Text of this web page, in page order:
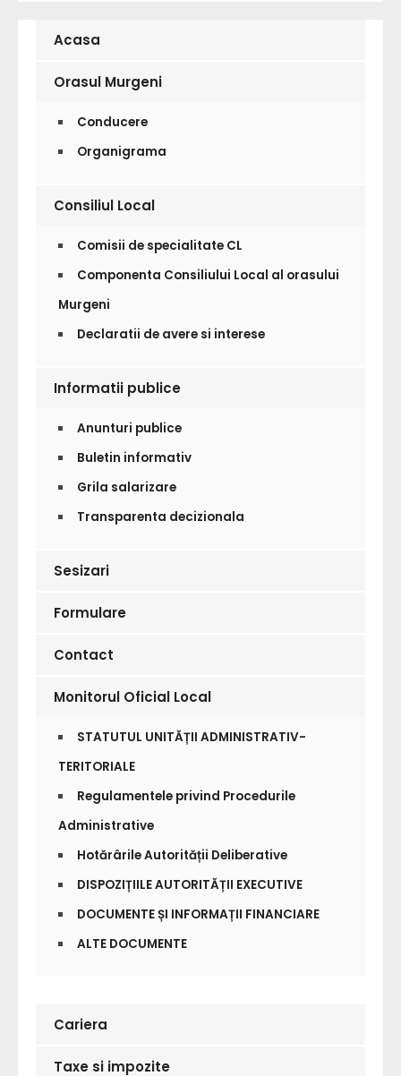
Acasa
Orasul Murgeni
Conducere
Organigrama
Consiliul Local
Comisii de specialitate CL
Componenta Consiliului Local al orasului
Murgeni
Declaratii de avere si interese
Informatii publice
Anunturi publice
Buletin informativ
Grila salarizare
Transparenta decizionala
Sesizari
Formulare
Contact
Monitorul Oficial Local
STATUTUL UNITĂȚII ADMINISTRATIV-
TERITORIALE
Regulamentele privind Procedurile
Administrative
Hotărârile Autorității Deliberative
DISPOZIȚIILE AUTORITĂȚII EXECUTIVE
DOCUMENTE ȘI INFORMAȚII FINANCIARE
ALTE DOCUMENTE
Cariera
Taxe si impozite